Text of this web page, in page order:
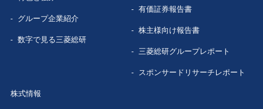
グループ企業紹介
数字で見る三菱総研
有価証券報告書
株主様向け報告書
三菱総研グループレポート
スポンサードリサーチレポート
株式情報